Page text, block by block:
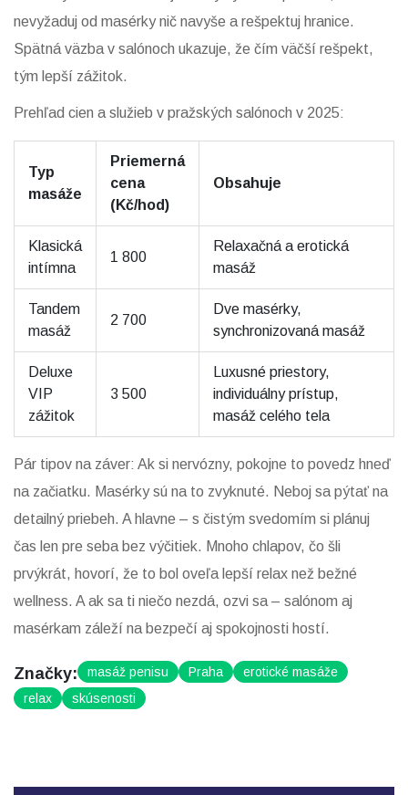
nevyžaduj od masérky nič navyše a rešpektuj hranice.
Spätná väzba v salónoch ukazuje, že čím väčší rešpekt,
tým lepší zážitok.
Prehľad cien a služieb v pražských salónoch v 2025:
Typ
masáže
Priemerná
cena
(Kč/hod)
Obsahuje
Klasická
intímna
1 800
Relaxačná a erotická
masáž
Tandem
masáž
2 700
Dve masérky,
synchronizovaná masáž
Deluxe
VIP
zážitok
3 500
Luxusné priestory,
individuálny prístup,
masáž celého tela
Pár tipov na záver: Ak si nervózny, pokojne to povedz hneď
na začiatku. Masérky sú na to zvyknuté. Neboj sa pýtať na
detailný priebeh. A hlavne – s čistým svedomím si plánuj
čas len pre seba bez výčitiek. Mnoho chlapov, čo šli
prvýkrát, hovorí, že to bol oveľa lepší relax než bežné
wellness. A ak sa ti niečo nezdá, ozvi sa – salónom aj
masérkam záleží na bezpečí aj spokojnosti hostí.
Značky: masáž penisu Praha
erotické masáže
relax
skúsenosti